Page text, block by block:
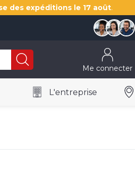
des expéditions le 17 août.
Me connecter
L'entreprise